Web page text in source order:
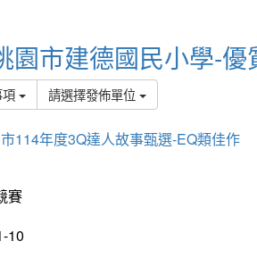
園市建德國民小學-優
請選擇發佈單位
114年度3Q達人故事甄選-EQ類佳作
賽
10